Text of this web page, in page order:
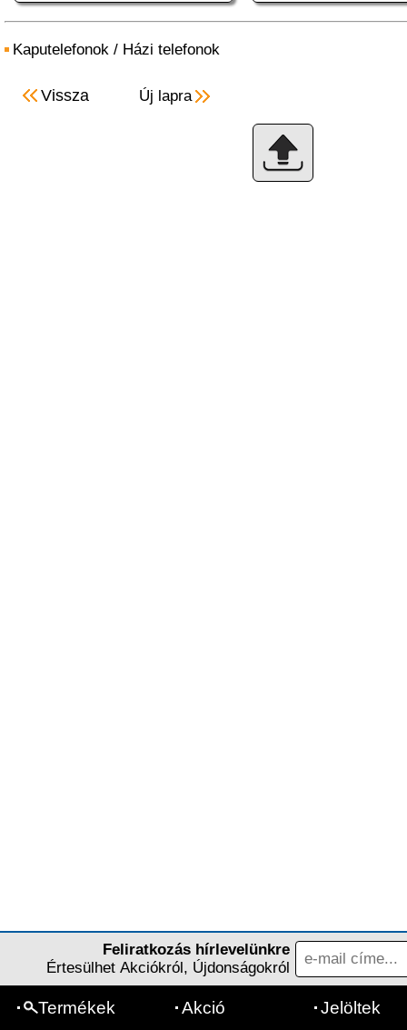
Kaputelefonok / Házi telefonok
Vissza Új lapra
Feliratkozás hírlevelünkre
Értesülhet Akciókról, Újdonságokról
Termékek Akció Jelöltek